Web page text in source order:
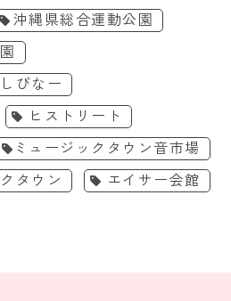
沖縄県総合運動公園
びなー
ヒストリート
ミュージックタウン音市場
タウン
エイサー会館